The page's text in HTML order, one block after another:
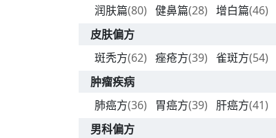
润肤篇(80) 健鼻篇(28) 增白篇(46)
皮肤偏方
斑秃方(62) 痤疮方(39) 雀斑方(54)
肿瘤疾病
肺癌方(36) 胃癌方(39) 肝癌方(41)
男科偏方